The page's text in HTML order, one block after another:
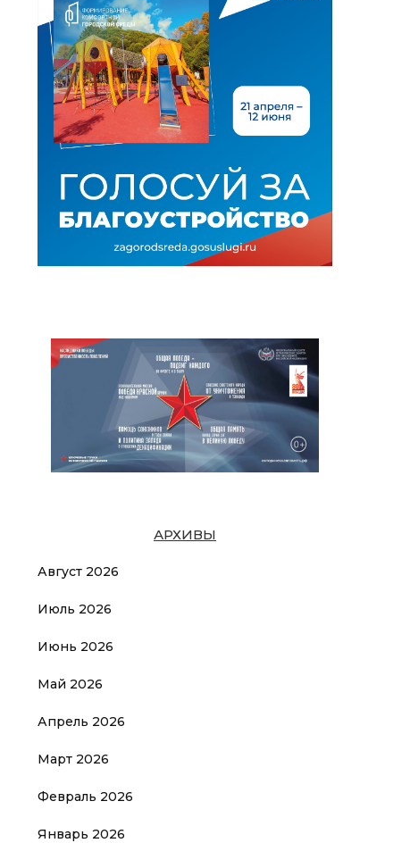
АРХИВЫ
Август 2026
Июль 2026
Июнь 2026
Май 2026
Апрель 2026
Март 2026
Февраль 2026
Январь 2026